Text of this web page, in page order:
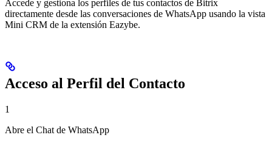
Accede y gestiona los perfiles de tus contactos de Bitrix
directamente desde las conversaciones de WhatsApp usando la vista
Mini CRM de la extensión Eazybe.
Acceso al Perfil del Contacto
1
Abre el Chat de WhatsApp